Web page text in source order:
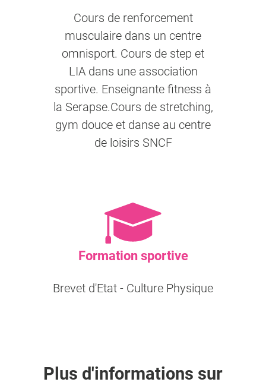
Cours de renforcement
musculaire dans un centre
omnisport. Cours de step et
LIA dans une association
sportive. Enseignante fitness à
la Serapse.Cours de stretching,
gym douce et danse au centre
de loisirs SNCF
Formation sportive
Brevet d'Etat - Culture Physique
Plus d'informations sur